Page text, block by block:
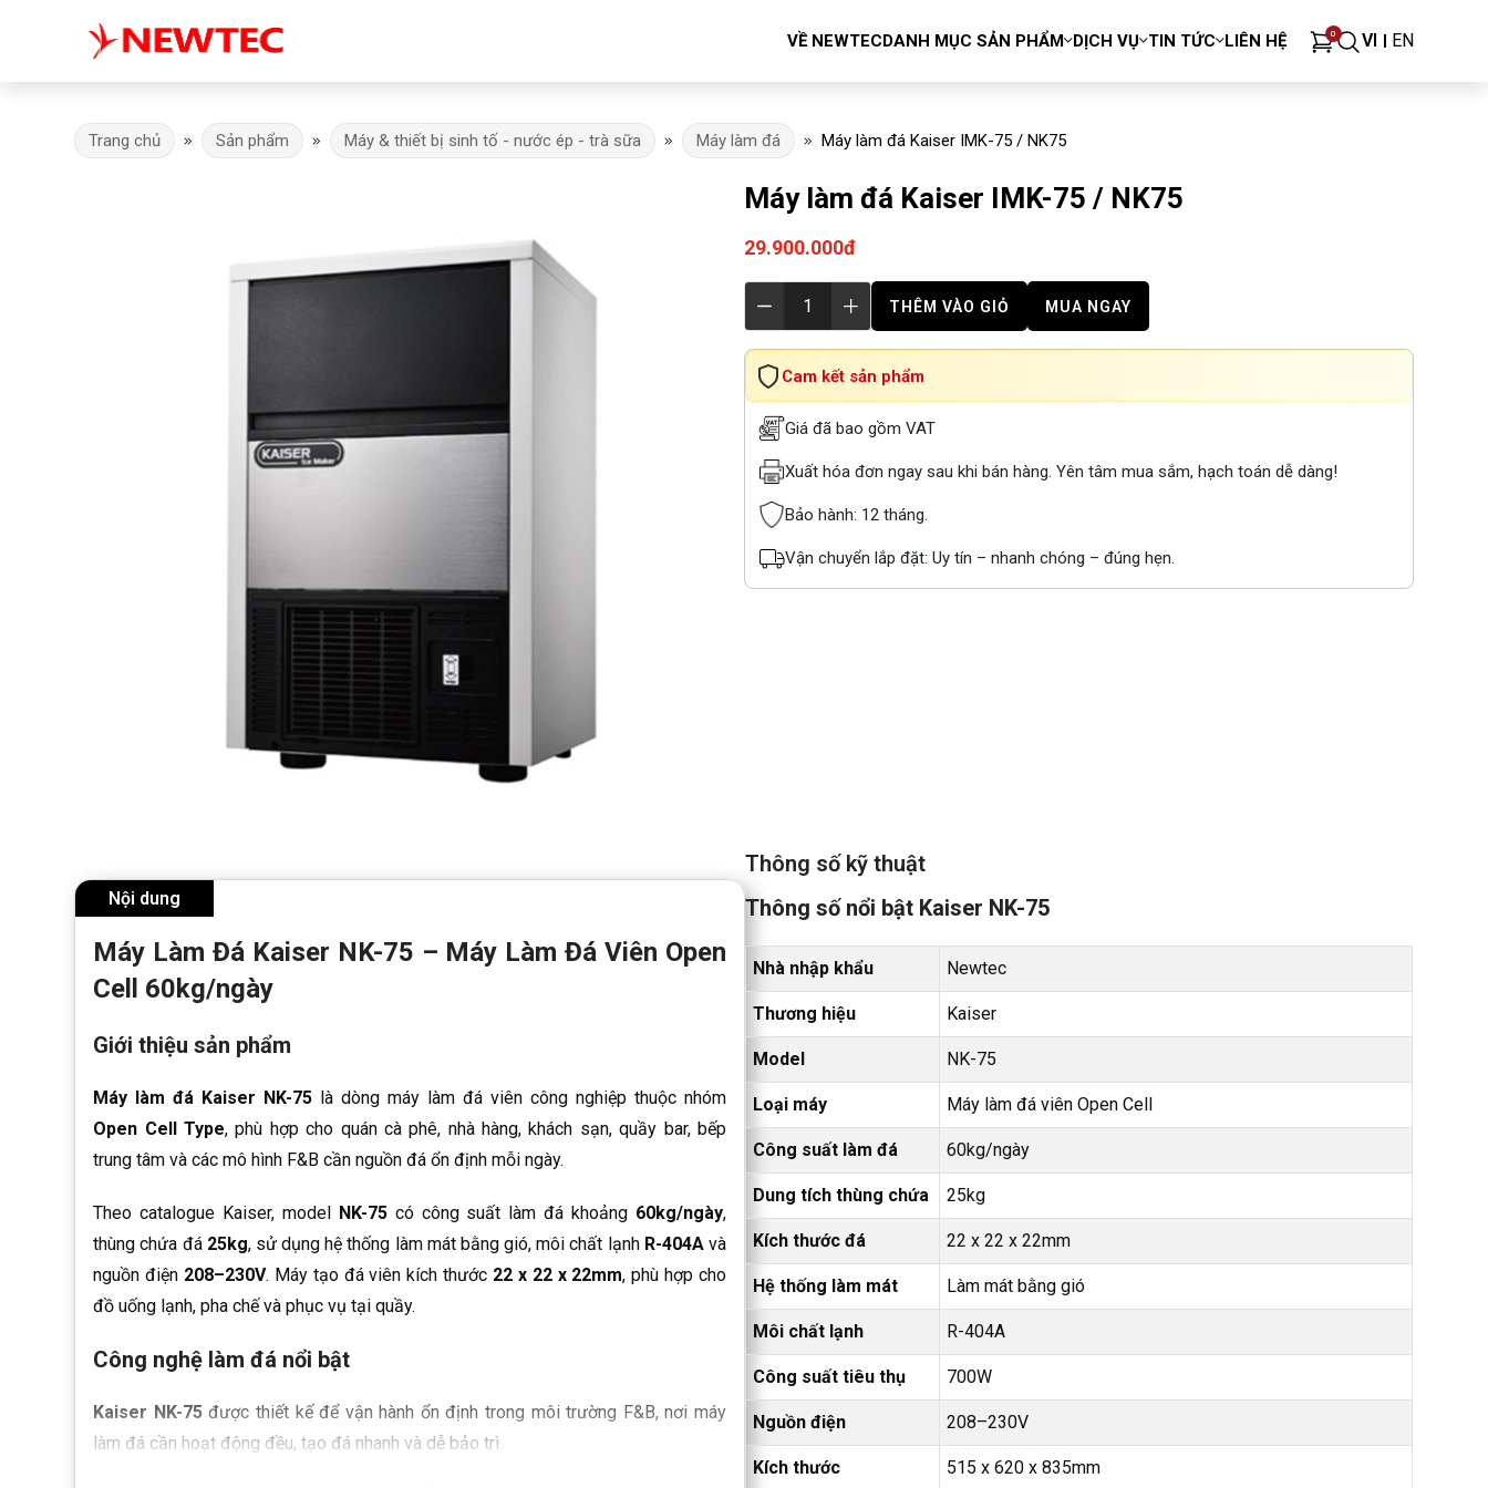
VỀ NEWTECDANH MỤC SẢN PHẨM DỊCH VỤ TIN TỨC LIÊN HỆ 0 VI EN
Trang chủ Sản phẩm Máy & thiết bị sinh tố - nước ép - trà sữa Máy làm đá Máy làm đá Kaiser IMK-75 / NK75
Máy làm đá Kaiser IMK-75 / NK75
29.900.000đ
THÊM VÀO GIỎ MUA NGAY
Cam kết sản phẩm
Giá đã bao gồm VAT
Xuất hóa đơn ngay sau khi bán hàng. Yên tâm mua sắm, hạch toán dễ dàng!
Bảo hành: 12 tháng.
Vận chuyển lắp đặt: Uy tín – nhanh chóng – đúng hẹn.
Nội dung
Máy Làm Đá Kaiser NK-75 – Máy Làm Đá Viên Open
Cell 60kg/ngày
Giới thiệu sản phẩm
Máy làm đá Kaiser NK-75 là dòng máy làm đá viên công nghiệp thuộc nhóm
Open Cell Type, phù hợp cho quán cà phê, nhà hàng, khách sạn, quầy bar, bếp
trung tâm và các mô hình F&B cần nguồn đá ổn định mỗi ngày.
Theo catalogue Kaiser, model NK-75có công suất làm đá khoảng 60kg/ngày,
thùng chứa đá 25kg, sử dụng hệ thống làm mát bằng gió, môi chất lạnh R-404Avà
nguồn điện 208–230V. Máy tạo đá viên kích thước 22 x 22 x 22mm, phù hợp cho
đồ uống lạnh, pha chế và phục vụ tại quầy.
Công nghệ làm đá nổi bật
Kaiser NK-75được thiết kế để vận hành ổn định trong môi trường F&B, nơi máy
làm đá cần hoạt động đều, tạo đá nhanh và dễ bảo trì.
Thông số kỹ thuật
Thông số nổi bật Kaiser NK-75
Nhà nhập khẩu Newtec
Thương hiệu Kaiser
Model NK-75
Loại máy Máy làm đá viên Open Cell
Công suất làm đá 60kg/ngày
Dung tích thùng chứa 25kg
Kích thước đá 22 x 22 x 22mm
Hệ thống làm mát Làm mát bằng gió
Môi chất lạnh R-404A
Công suất tiêu thụ 700W
Nguồn điện 208–230V
Kích thước 515 x 620 x 835mm